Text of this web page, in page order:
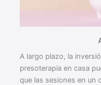
A largo plazo, la
presoterapia en casa
que las sesiones en un